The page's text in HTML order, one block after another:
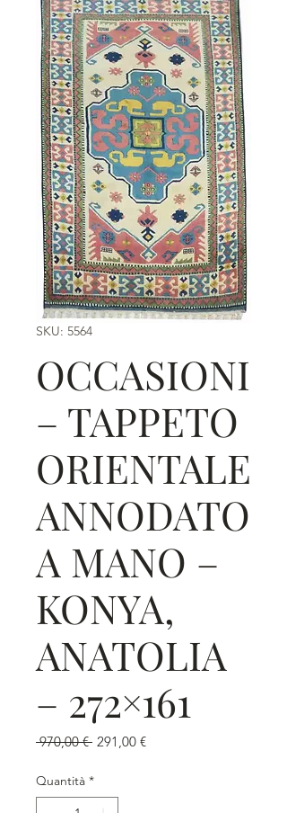
SKU: 5564
OCCASIONI
– TAPPETO
ORIENTALE
ANNODATO
A MANO –
KONYA,
ANATOLIA
– 272×161
970,00 € Prezzo
291,00 €Prezzo
Quantità *